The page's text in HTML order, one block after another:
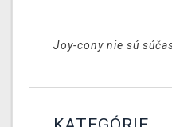
Joy-cony nie sú